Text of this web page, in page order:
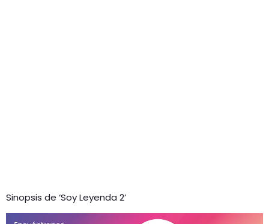
Sinopsis de ‘Soy Leyenda 2’